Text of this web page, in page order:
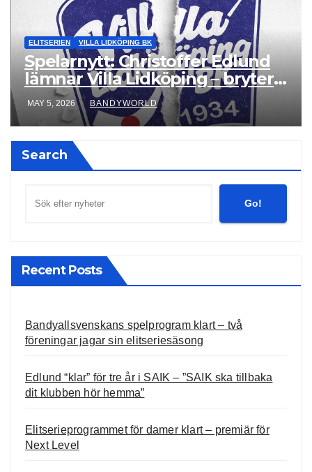
ELITSERIEN VILLA LIDKÖPING BK
Spelarnytt: Christoffer Edlund
lämnar Villa Lidköping – bryter
kontraktet ett år i förtid
MAY 5, 2026 BANDYWORLD
Search
Go!
Recent Posts
Bandyallsvenskans spelprogram klart – två
föreningar jagar sin elitseriesäsong
Edlund “klar” för tre år i SAIK – ”SAIK ska tillbaka
dit klubben hör hemma”
Elitserieprogrammet för damer klart – premiär för
Next Level